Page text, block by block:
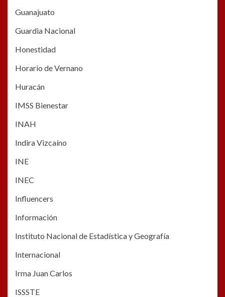
Guanajuato
Guardia Nacional
Honestidad
Horario de Vernano
Huracán
IMSS Bienestar
INAH
Indira Vizcaíno
INE
INEC
Influencers
Información
Instituto Nacional de Estadística y Geografía
Internacional
Irma Juan Carlos
ISSSTE